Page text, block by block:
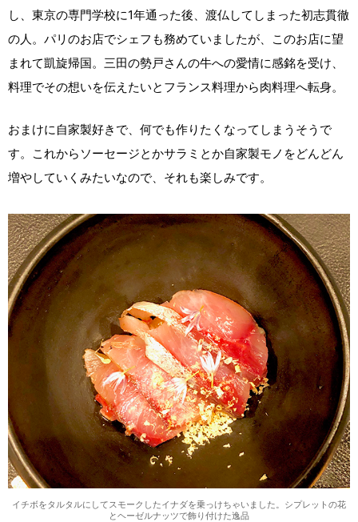
し、東京の専門学校に1年通った後、渡仏してしまった初志貫徹
の人。パリのお店でシェフも務めていましたが、このお店に望
まれて凱旋帰国。三田の勢戸さんの牛への愛情に感銘を受け、
料理でその想いを伝えたいとフランス料理から肉料理へ転身。
おまけに自家製好きで、何でも作りたくなってしまうそうで
す。これからソーセージとかサラミとか自家製モノをどんどん
増やしていくみたいなので、それも楽しみです。
イチボをタルタルにしてスモークしたイナダを乗っけちゃいました。シプレットの花
とヘーゼルナッツで飾り付けた逸品